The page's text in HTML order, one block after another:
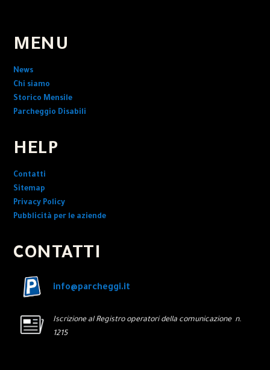
MENU
News
Chi siamo
Storico Mensile
Parcheggio Disabili
HELP
Contatti
Sitemap
Privacy Policy
Pubblicità per le aziende
CONTATTI
info@parcheggi.it
Iscrizione al Registro operatori della comunicazione n.
1215